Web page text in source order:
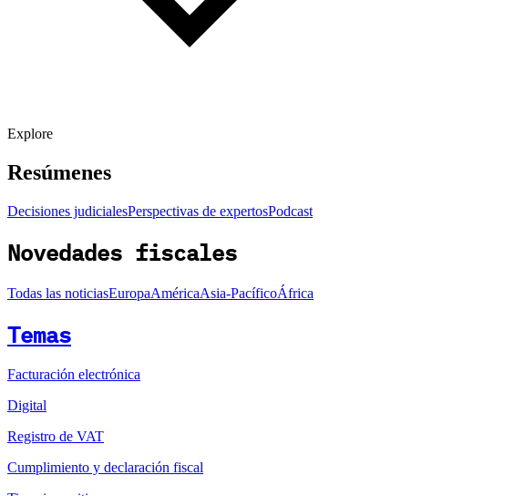
Explore
Resúmenes
Decisiones judicialesPerspectivas de expertosPodcast
Novedades fiscales
Todas las noticiasEuropaAméricaAsia-PacíficoÁfrica
Temas
Facturación electrónica
Digital
Registro de VAT
Cumplimiento y declaración fiscal